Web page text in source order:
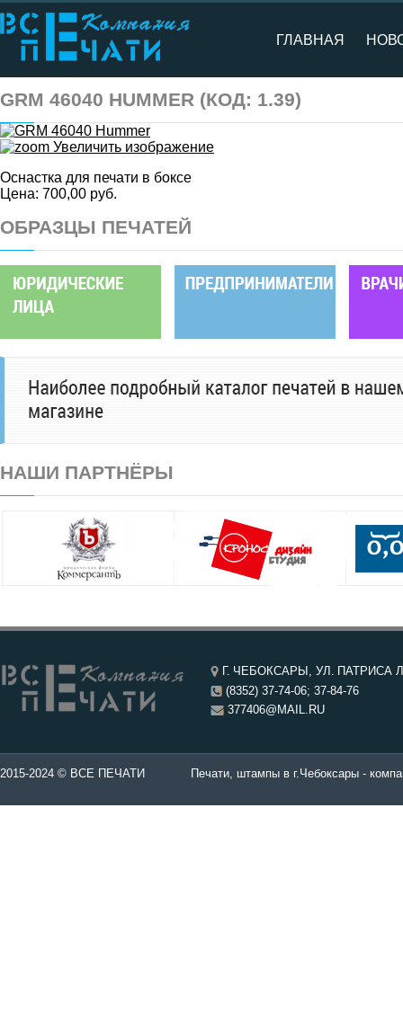
ГЛАВНАЯ
GRM 46040 HUMMER (КОД: 1.39)
Увеличить изображение
Оснастка для печати в боксе
Цена: 700,00 руб.
ОБРАЗЦЫ ПЕЧАТЕЙ
НАШИ ПАРТНЁРЫ
Г. ЧЕБОКСАРЫ, УЛ. ПАТРИСА
(8352) 37-74-06; 37-84-76
377406@MAIL.RU
в Чебоксары. Печати, штампы в г.Чебоксары -
2015-2024 © ВСЕ ПЕЧАТИ